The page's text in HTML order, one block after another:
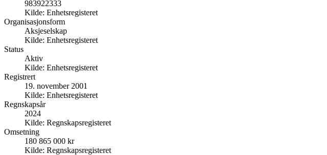
983922333
Kilde: Enhetsregisteret
Organisasjonsform
Aksjeselskap
Kilde: Enhetsregisteret
Status
Aktiv
Kilde: Enhetsregisteret
Registrert
19. november 2001
Kilde: Enhetsregisteret
Regnskapsår
2024
Kilde: Regnskapsregisteret
Omsetning
180 865 000 kr
Kilde: Regnskapsregisteret